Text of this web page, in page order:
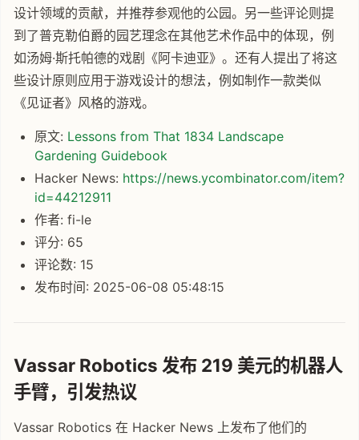
设计领域的贡献，并推荐参观他的公园。另一些评论则提
到了普克勒伯爵的园艺理念在其他艺术作品中的体现，例
如汤姆·斯托帕德的戏剧《阿卡迪亚》。还有人提出了将这
些设计原则应用于游戏设计的想法，例如制作一款类似
《见证者》风格的游戏。
原文: Lessons from That 1834 Landscape
Gardening Guidebook
Hacker News: https://news.ycombinator.com/item?
id=44212911
作者: fi-le
评分: 65
评论数: 15
发布时间: 2025-06-08 05:48:15
Vassar Robotics 发布 219 美元的机器人
手臂，引发热议
Vassar Robotics 在 Hacker News 上发布了他们的